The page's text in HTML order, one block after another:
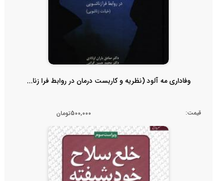
وفاداری مه آلود (نظریه و کاربست درمان در روابط فرا زنا...
قیمت: 500,000تومان